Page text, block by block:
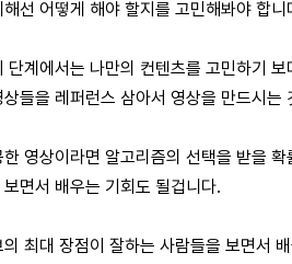
선 어떻게 해야 할지를 고민해봐야 합니
단계에서는 나만의 컨텐츠를 고민하기
상들을 레퍼런스 삼아서 영상을 만드시는
한 영상이라면 알고리즘의 선택을 받을
보면서 배우는 기회도 될겁니다.
최대 장점이 잘하는 사람들을 보면서